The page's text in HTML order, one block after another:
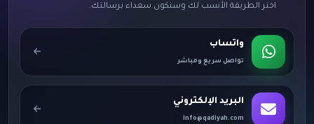
اختر الطريقة الأنسب لك وسنكون سعداء برسالتك.
واتساب
تواصل سريع ومباشر
البريد الإلكتروني
info@qadiyah.com